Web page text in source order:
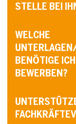
STELLE BEI
WELCHE
BENÖTIGE
BEWERBEN?